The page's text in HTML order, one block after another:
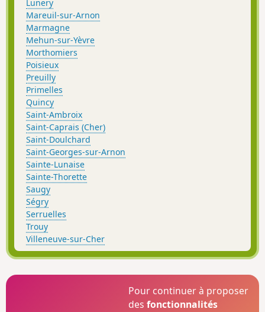
Lunery
Mareuil-sur-Arnon
Marmagne
Mehun-sur-Yèvre
Morthomiers
Poisieux
Preuilly
Primelles
Quincy
Saint-Ambroix
Saint-Caprais (Cher)
Saint-Doulchard
Saint-Georges-sur-Arnon
Sainte-Lunaise
Sainte-Thorette
Saugy
Ségry
Serruelles
Trouy
Villeneuve-sur-Cher
Pour continuer à proposer
desfonctionnalités